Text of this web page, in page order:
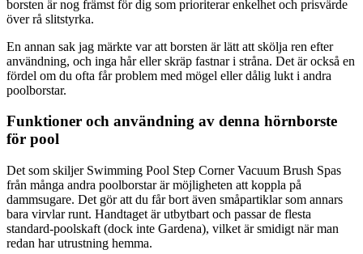
borsten är nog främst för dig som prioriterar enkelhet och prisvärde
över rå slitstyrka.
En annan sak jag märkte var att borsten är lätt att skölja ren efter
användning, och inga hår eller skräp fastnar i stråna. Det är också en
fördel om du ofta får problem med mögel eller dålig lukt i andra
poolborstar.
Funktioner och användning av denna hörnborste
för pool
Det som skiljer Swimming Pool Step Corner Vacuum Brush Spas
från många andra poolborstar är möjligheten att koppla på
dammsugare. Det gör att du får bort även småpartiklar som annars
bara virvlar runt. Handtaget är utbytbart och passar de flesta
standard-poolskaft (dock inte Gardena), vilket är smidigt när man
redan har utrustning hemma.